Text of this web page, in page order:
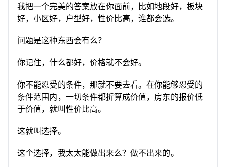
我把一个完美的答案放在你面前，比如地段好，板块
好，小区好，户型好，性价比高，谁都会选。
问题是这种东西会有么？
你记住，什么都好，价格就不会好。
你不能忍受的条件，那就不要去看。在你能够忍受的
条件范围内，一切条件都折算成价值，房东的报价低
于价值，就叫性价比高。
这就叫选择。
这个选择，我太太能做出来么？做不出来的。